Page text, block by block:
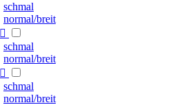
schmal
normal/breit

schmal
normal/breit

schmal
normal/breit